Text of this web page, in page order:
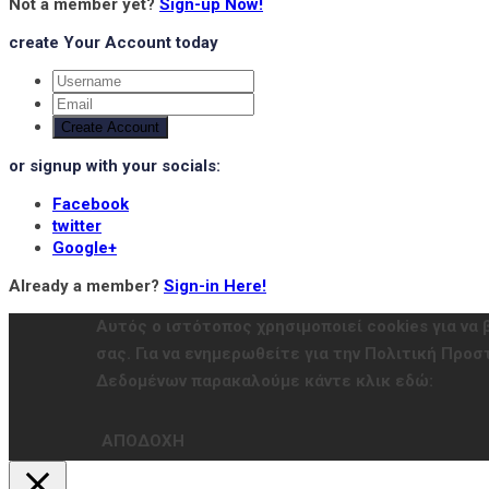
Not a member yet? Sign-up Now!
create Your Account today
Create Account
or signup with your socials:
Facebook
twitter
Google+
Already a member? Sign-in Here!
Αυτός ο ιστότοπος χρησιμοποιεί cookies για να
σας. Για να ενημερωθείτε για την Πολιτική
Δεδομένων παρακαλούμε κάντε κλικ εδώ:
ΑΠΟΔΟΧΗ